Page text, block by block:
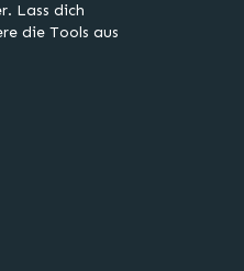
Lass dich
die Tools aus